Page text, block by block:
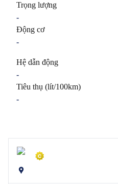
Trọng lượng
-
Động cơ
-
Hệ dẫn động
-
Tiêu thụ (lít/100km)
-